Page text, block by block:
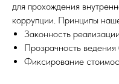
для прохождения
коррупции. Принципы
Законность реализации
Прозрачность ведения
Фиксирование